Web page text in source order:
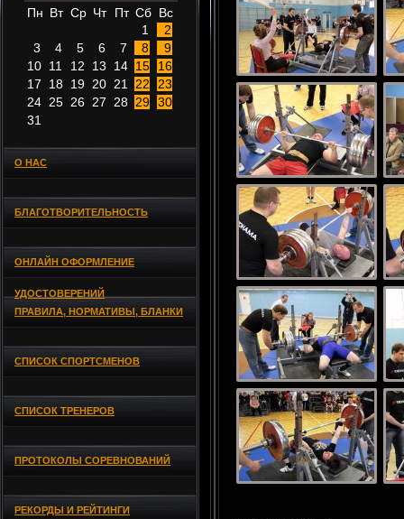
Пн Вт Ср Чт Пт Сб Вс
1
2
3
4 5 6 7 8
9
10 11 12 13 14 15
16
17
18 19 20 21 22
23
24 25 26 27 28 29 30
31
О НАС
БЛАГОТВОРИТЕЛЬНОСТЬ
ОНЛАЙН ОФОРМЛЕНИЕ
УДОСТОВЕРЕНИЙ
ПРАВИЛА, НОРМАТИВЫ, БЛАНКИ
СПИСОК СПОРТСМЕНОВ
СПИСОК ТРЕНЕРОВ
ПРОТОКОЛЫ СОРЕВНОВАНИЙ
РЕКОРДЫ И РЕЙТИНГИ